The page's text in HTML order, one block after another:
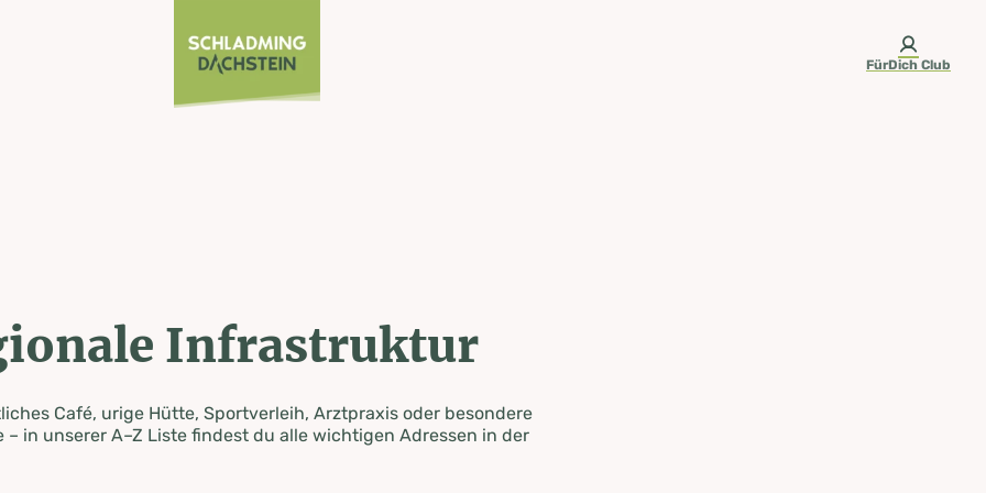
FürDich Club
Infrastruktur
Café, urige Hütte, Sportverleih, Arztpraxis oder besondere
– in unserer A–Z Liste findest du alle wichtigen Adressen in der